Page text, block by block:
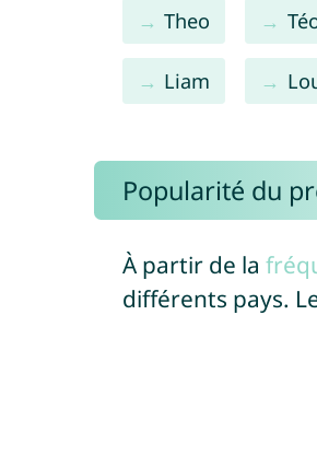
Theo
Liam
Popularité du
À partir de la
différents pays.